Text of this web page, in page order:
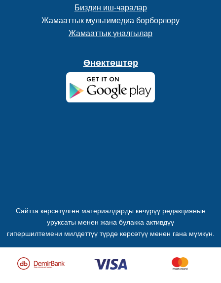
Биздин иш-чаралар
Жамааттык мультимедиа борборлору
Жамааттык үналгылар
Өнөктөштөр
Сайтта көрсөтүлгөн материалдарды көчүрүү редакциянын
уруксаты менен жана булакка активдүү
гипершилтемени милдеттүү түрдө көрсөтүү менен гана мүмкүн.